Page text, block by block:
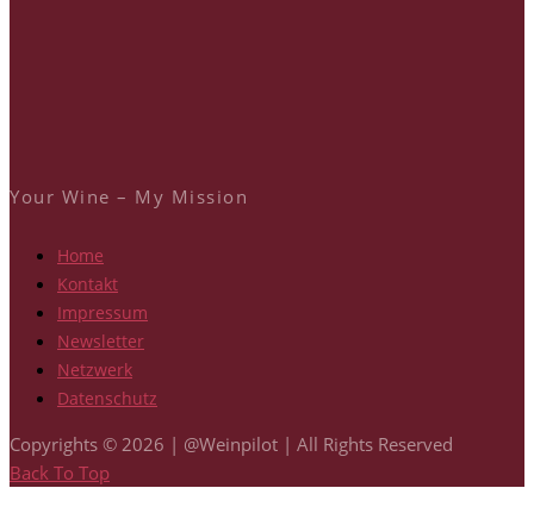
Your Wine – My Mission
Home
Kontakt
Impressum
Newsletter
Netzwerk
Datenschutz
Copyrights © 2026 | @Weinpilot | All Rights Reserved
Back To Top